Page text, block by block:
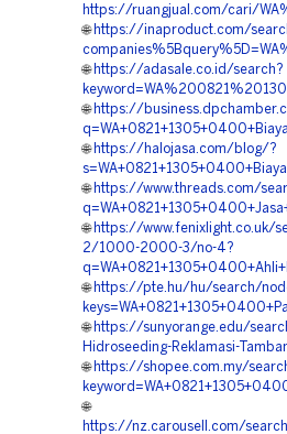
https://ruangjual.com/cari/
🌐 https://inaproduct.com/
🌐 https://adasale.co.id/search?
🌐 https://
🌐 https://halojasa.com/blog/?
🌐 https://www.threads.com/
🌐 https://www.fenixlight.co.uk/
2/1000-2000-3/no-4?
🌐 https://pte.hu/hu/search/
🌐 https://sunyorange.edu/
Hidroseeding-Reklamasi-
🌐 https://shopee.com.my/
🌐
https://nz.carousell.com/